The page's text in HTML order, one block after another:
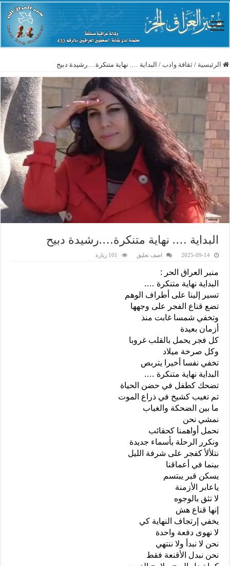
الرئيسية / ثقافة وادب / البداية …. نهاية متنكرة….رشيدة دبيح
البداية …. نهاية متنكرة….رشيدة دبيح
2025-09-14 اضف تعليق 101 زيارة
منبر العراق الحر :
البداية نهاية متنكرة ….
تسير إلينا على أطراف الوهم
تضع قناع الفجر على وجهها
وتخفي شمسا غابت منذ
أزمان بعيدة
كل فجر يحمل بالقلب غروبا
وكل صرخة ميلاد
تخفي نفسا أخيرا يتربص
البداية نهاية متنكرة ….
تضحك كطفل في حضن الحياة
تم تغيب كشيخ في ذراع الموت
ما بين الضحكة والغياب
نمشي نحن
نحمل أواهمنا كحقائب
ونكرر الرحلة بأسماء جديدة
نتلألأ كفجر على شرفة الليل
بينما في أعماقنا
يسكن قبر يبتسم
ياعابر الأزمنة
لا تثق بالوجوه
إنها قناع هش
يخفي إرتجاف النهاية كي
لا نهوى دفعة واحدة
نحن لا نبدأ ولا ننتهي
نحن نبدل الأقنعة فقط